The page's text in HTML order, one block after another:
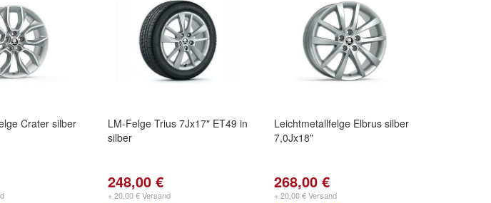
Crater silber
LM-Felge Trius 7Jx17" ET49 in
silber
248,00 €
+ 20,00 € Versand
Leichtmetallfelge Elbrus silber
7,0Jx18"
268,00 €
+ 20,00 € Versand